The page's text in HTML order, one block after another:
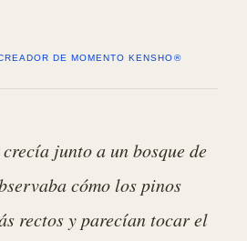
DE MOMENTO KENSHO®
junto a un bosque de
cómo los pinos
rectos y parecían tocar el